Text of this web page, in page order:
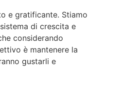
e gratificante. Stiamo
di crescita e
considerando
è mantenere la
gustarli e